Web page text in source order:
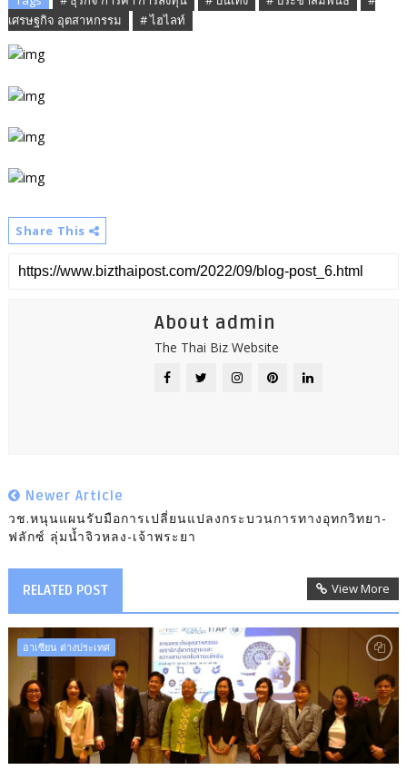
เศรษฐกิจ อุตสาหกรรม
# ไฮไลท์
Share This
About admin
The Thai Biz Website
Newer Article
วช.หนุนแผนรับมือการเปลี่ยนแปลงกระบวนการทางอุทกวิทยา-
ฟลักซ์ ลุ่มน้ำจิวหลง-เจ้าพระยา
RELATED POST View More
อาเซียน ต่างประเทศ